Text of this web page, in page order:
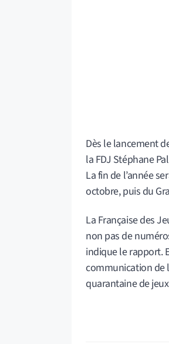
Dès le lancement
la FDJ Stéphane
La fin de l’année
octobre, puis du
La Française des
non pas de
indique le rapport.
communication de
quarantaine de